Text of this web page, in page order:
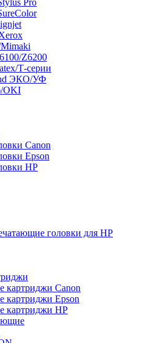
Pro
Z6200
Т-cерии
ЭКО/УФ
OKI
Canon
Epson
HP
головки для HP
Canon
Epson
картриджи HP